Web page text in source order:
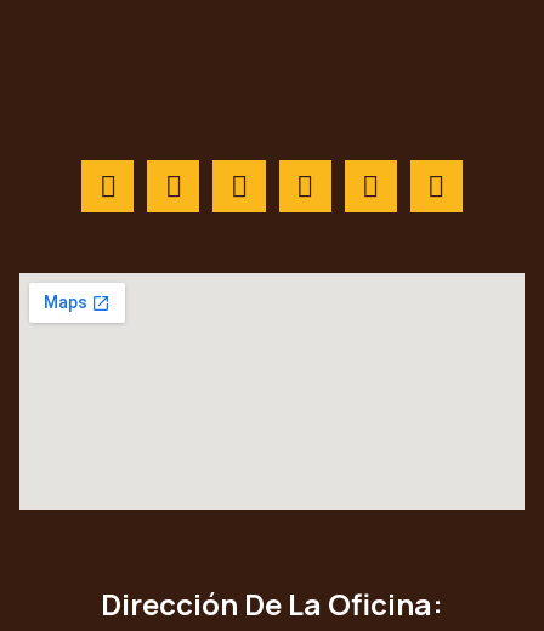
Dirección De La Oficina: